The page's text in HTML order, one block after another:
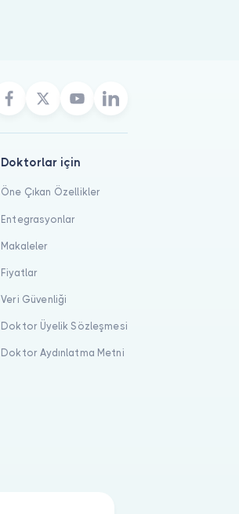
Doktorlar için
Öne Çıkan Özellikler
Entegrasyonlar
Makaleler
Fiyatlar
Veri Güvenliği
Doktor Üyelik Sözleşmesi
Doktor Aydınlatma Metni